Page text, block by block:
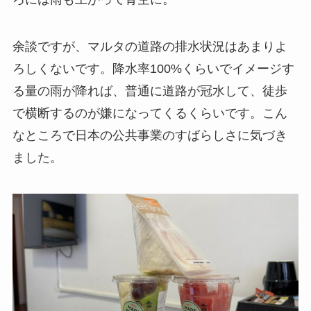
余談ですが、マルタの道路の排水状況はあまりよ
ろしくないです。降水率100%くらいでイメージす
る量の雨が降れば、普通に道路が冠水して、徒歩
で横断するのが嫌になってくるくらいです。こん
なところで日本の公共事業のすばらしさに気づき
ました。